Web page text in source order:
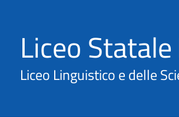
Liceo
Liceo Linguistico e delle
Cerca